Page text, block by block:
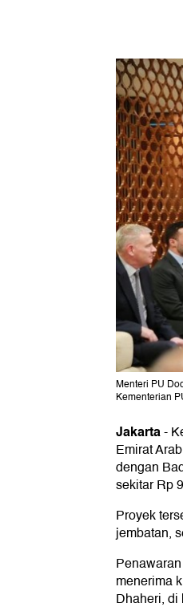
Menteri PU
Kementerian
Jakarta-
Emirat
dengan
sekitar Rp
Proyek
jembatan,
menerima
Dhaheri, di